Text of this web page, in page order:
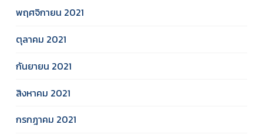
พฤศจิกายน 2021
ตุลาคม 2021
กันยายน 2021
สิงหาคม 2021
กรกฎาคม 2021